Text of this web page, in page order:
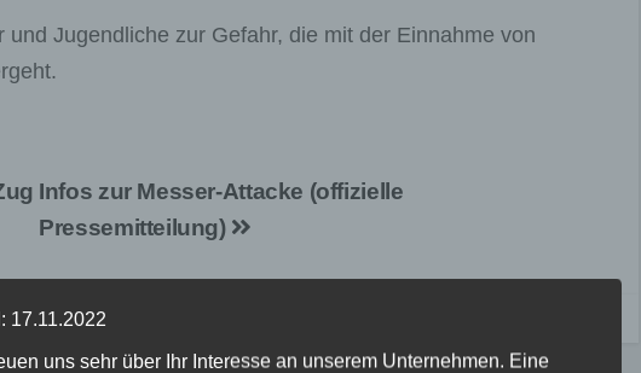
Jugendliche zur Gefahr, die mit der Einnahme von
Infos zur Messer-Attacke (offizielle
Pressemitteilung)
17.11.2022
uns sehr über Ihr Interesse an unserem Unternehmen. Eine